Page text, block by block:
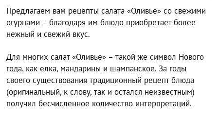
Предлагаем вам рецепты салата «Оливье» со свежими
огурцами – благодаря им блюдо приобретает более
нежный и свежий вкус.
Для многих салат «Оливье» – такой же символ Нового
года, как елка, мандарины и шампанское. За годы
своего существования традиционный рецепт блюда
(оригинальный, к слову, так и остался неизвестным)
получил бесчисленное количество интерпретаций.